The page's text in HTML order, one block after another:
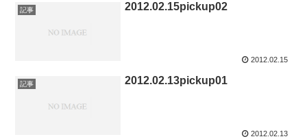
記事 2012.02.15pickup02
2012.02.15
記事 2012.02.13pickup01
2012.02.13